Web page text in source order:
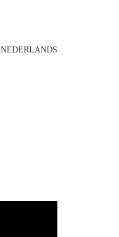
NEDERLANDS